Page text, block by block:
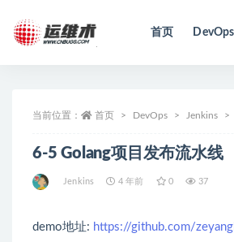
首页 DevOps
当前位置： 首页 DevOps Jenkins
6-5 Golang项目发布流水线
Jenkins 4 年前 0 37
demo地址: https://github.com/